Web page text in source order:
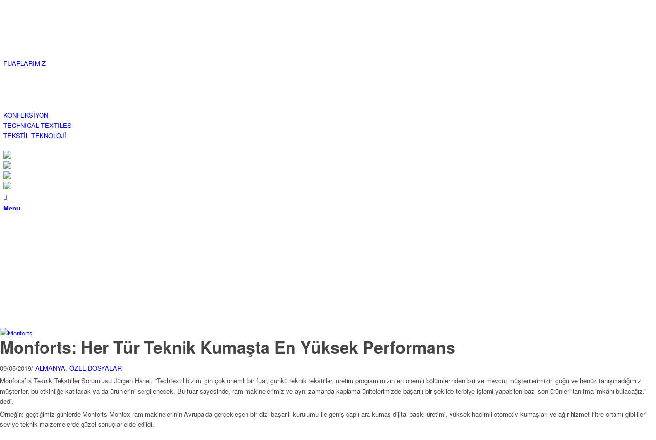
FUARLARIMIZ
KONFEKSİYON
TECHNICAL TEXTILES
TEKSTİL TEKNOLOJİ
Menu
Monforts: Her Tür Teknik Kumaşta En Yüksek Performans
09/05/2019/ ALMANYA, ÖZEL DOSYALAR
Monforts’ta Teknik Tekstiller Sorumlusu Jürgen Hanel, “Techtextil bizim için çok önemli bir fuar, çünkü teknik tekstiller, üretim programımızın en önemli bölümlerinden biri ve mevcut müşterilerimizin çoğu ve henüz tanışmadığımız
müşteriler, bu etkinliğe katılacak ya da ürünlerini sergilenecek. Bu fuar sayesinde, ram makinelerimiz ve aynı zamanda kaplama ünitelerimizde başarılı bir şekilde terbiye işlemi yapabilen bazı son ürünleri tanıtma imkânı bulacağız.”
dedi.
Örneğin; geçtiğimiz günlerde Monforts Montex ram makinelerinin Avrupa’da gerçekleşen bir dizi başarılı kurulumu ile geniş çaplı ara kumaş dijital baskı üretimi, yüksek hacimli otomotiv kumaşları ve ağır hizmet filtre ortamı gibi ileri
seviye teknik malzemelerde güzel sonuçlar elde edildi.